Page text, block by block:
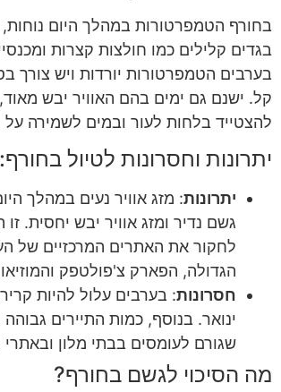
בחורף הטמפרטורות במהלך היום נוחות,
בגדים קלילים כמו חולצות קצרות
בערבים הטמפרטורות יורדות ויש צורך
קל. ישנם גם ימים בהם האוויר יבש
להצטייד בלחות לעור ובמים לשמירה על
יתרונות וחסרונות לטיול בחורף:
יתרונות: מזג אוויר נעים במהלך
גשם נדיר ומזג אוויר יבש יחסית.
לחקור את האתרים המרכזיים של
הגדולה, הפארק צ'פולטפק
חסרונות: בערבים עלול להיות
ינואר. בנוסף, כמות התיירים
שגורם לעומסים בבתי מלון ובאתרי
מה הסיכוי לגשם בחורף?